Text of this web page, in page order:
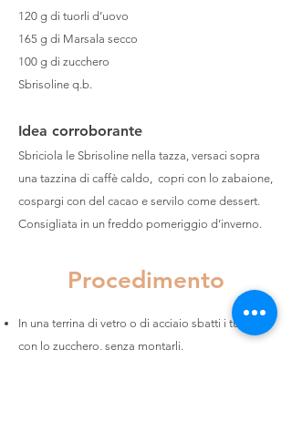
120 g di tuorli d’uovo
165 g di Marsala secco
100 g di zucchero
Sbrisoline q.b.
Idea corroborante
Sbriciola le Sbrisoline nella tazza, versaci sopra
una tazzina di caffè caldo, copri con lo zabaione,
cospargi con del cacao e servilo come dessert.
Consigliata in un freddo pomeriggio d’inverno.
Procedimento
In una terrina di vetro o di acciaio sbatti i tuorli
con lo zucchero, senza montarli.